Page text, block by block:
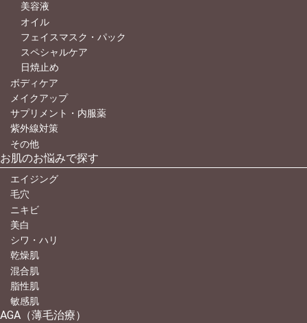
美容液
オイル
フェイスマスク・パック
スペシャルケア
日焼止め
ボディケア
メイクアップ
サプリメント・内服薬
紫外線対策
その他
お肌のお悩みで探す
エイジング
毛穴
ニキビ
美白
シワ・ハリ
乾燥肌
混合肌
脂性肌
敏感肌
AGA（薄毛治療）